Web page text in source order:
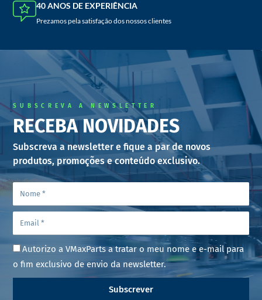
40 ANOS DE EXPERIÊNCIA
Prezamos pela satisfação dos nossos clientes
SUBSCREVA A NEWSLETTER
RECEBA NOVIDADES
Subscreva a newsletter e fique a par de novos
produtos, promoções e conteúdo exclusivo.
Autorizo a VMaxParts a tratar o meu nome e e-mail para
o fim exclusivo de envio da newsletter.
Subscrever